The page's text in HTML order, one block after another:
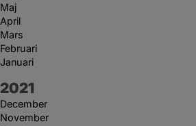
Maj
April
Mars
Februari
Januari
År:
2021
December
November